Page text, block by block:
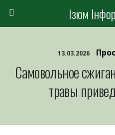
Ізюм
13.03.2026
Самовольное
травы